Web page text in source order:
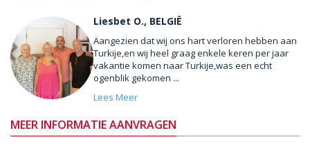
Liesbet O., BELGIË
Aangezien dat wij ons hart verloren hebben aan
Turkije,en wij heel graag enkele keren per jaar
vakantie komen naar Turkije,was een echt
ogenblik gekomen ...
Lees Meer
MEER INFORMATIE AANVRAGEN